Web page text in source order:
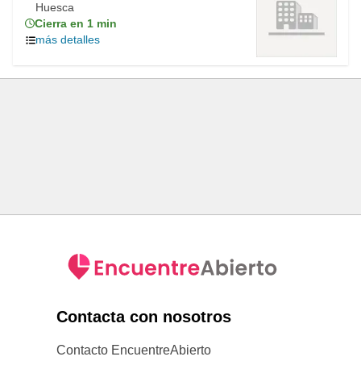
Huesca
Cierra en 1 min
más detalles
Contacta con nosotros
Contacto EncuentreAbierto